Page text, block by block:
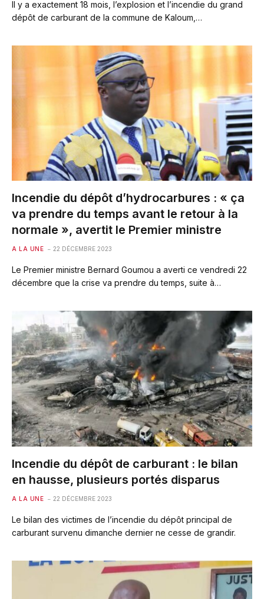
Il y a exactement 18 mois, l’explosion et l’incendie du grand
dépôt de carburant de la commune de Kaloum,…
Incendie du dépôt d’hydrocarbures : « ça
va prendre du temps avant le retour à la
normale », avertit le Premier ministre
A LA UNE 22 DÉCEMBRE 2023
Le Premier ministre Bernard Goumou a averti ce vendredi 22
décembre que la crise va prendre du temps, suite à…
Incendie du dépôt de carburant : le bilan
en hausse, plusieurs portés disparus
A LA UNE 22 DÉCEMBRE 2023
Le bilan des victimes de l’incendie du dépôt principal de
carburant survenu dimanche dernier ne cesse de grandir.